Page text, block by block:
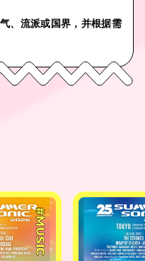
、流派或国界，并根据需
#MUSIC